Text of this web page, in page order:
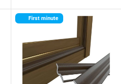
First minute